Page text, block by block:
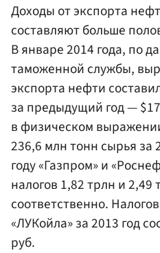
Доходы от экспорта
составляют больше
В январе 2014 года, по
таможенной службы,
экспорта нефти
за предыдущий год —
в физическом
236,6 млн тонн сырья за
году «Газпром» и
налогов 1,82 трлн и 2,49
соответственно.
«ЛУКойла» за 2013 год
руб.